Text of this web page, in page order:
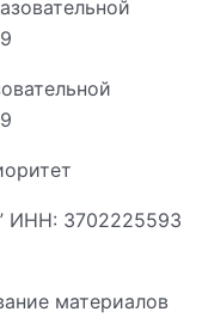
ИНН: 3702225593
материалов